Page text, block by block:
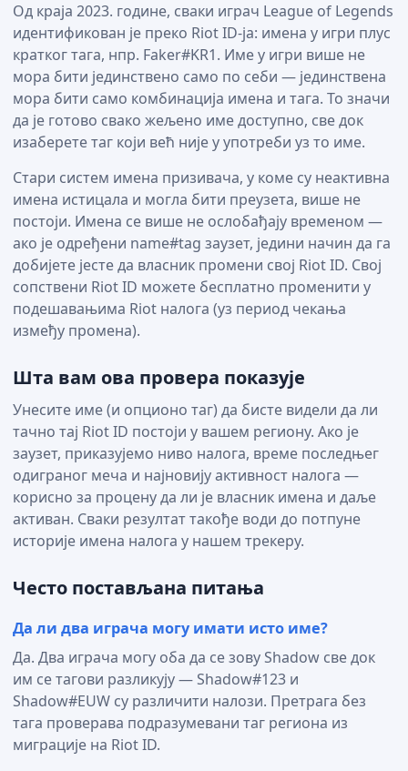
Од краја 2023. године, сваки играч League of Legends
идентификован је преко Riot ID-ја: имена у игри плус
кратког тага, нпр. Faker#KR1. Име у игри више не
мора бити јединствено само по себи — јединствена
мора бити само комбинација имена и тага. То значи
да је готово свако жељено име доступно, све док
изаберете таг који већ није у употреби уз то име.
Стари систем имена призивача, у коме су неактивна
имена истицала и могла бити преузета, више не
постоји. Имена се више не ослобађају временом —
ако је одређени name#tag заузет, једини начин да га
добијете јесте да власник промени свој Riot ID. Свој
сопствени Riot ID можете бесплатно променити у
подешавањима Riot налога (уз период чекања
између промена).
Шта вам ова провера показује
Унесите име (и опционо таг) да бисте видели да ли
тачно тај Riot ID постоји у вашем региону. Ако је
заузет, приказујемо ниво налога, време последњег
одиграног меча и најновију активност налога —
корисно за процену да ли је власник имена и даље
активан. Сваки резултат такође води до потпуне
историје имена налога у нашем трекеру.
Често постављана питања
Да ли два играча могу имати исто име?
Да. Два играча могу оба да се зову Shadow све док
им се тагови разликују — Shadow#123 и
Shadow#EUW су различити налози. Претрага без
тага проверава подразумевани таг региона из
миграције на Riot ID.